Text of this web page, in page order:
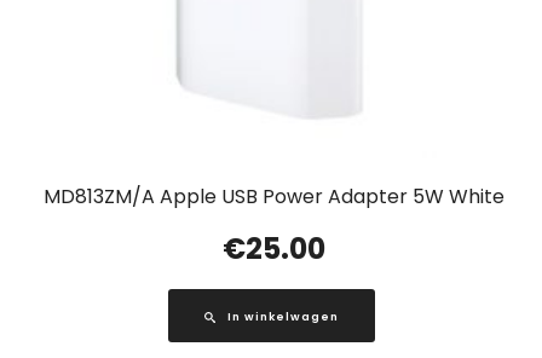
MD813ZM/A Apple USB Power Adapter 5W White
€25.00
In winkelwagen